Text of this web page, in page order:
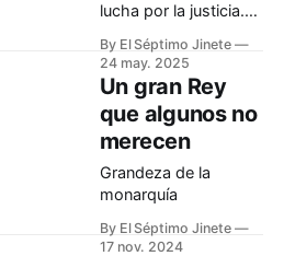
lucha por la justicia.
By El Séptimo Jinete
24 may. 2025
Un gran Rey
que algunos no
merecen
Grandeza de la
monarquía
By El Séptimo Jinete
17 nov. 2024